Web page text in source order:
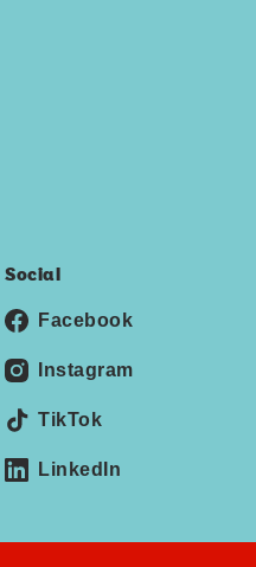
Social
Facebook
Instagram
TikTok
LinkedIn